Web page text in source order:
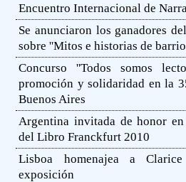
Encuentro Internacional de
Se anunciaron los ganadores
sobre ''Mitos e historias de
Concurso ''Todos somos
promoción y solidaridad en la
Buenos Aires
Argentina invitada de honor
del Libro Franckfurt 2010
Lisboa homenajea a
exposición